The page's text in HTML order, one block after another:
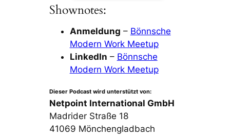
Shownotes:
Anmeldung – Bönnsche
Modern Work Meetup
LinkedIn – Bönnsche
Modern Work Meetup
Dieser Podcast wird unterstützt von:
Netpoint International GmbH
Madrider Straße 18
41069 Mönchengladbach